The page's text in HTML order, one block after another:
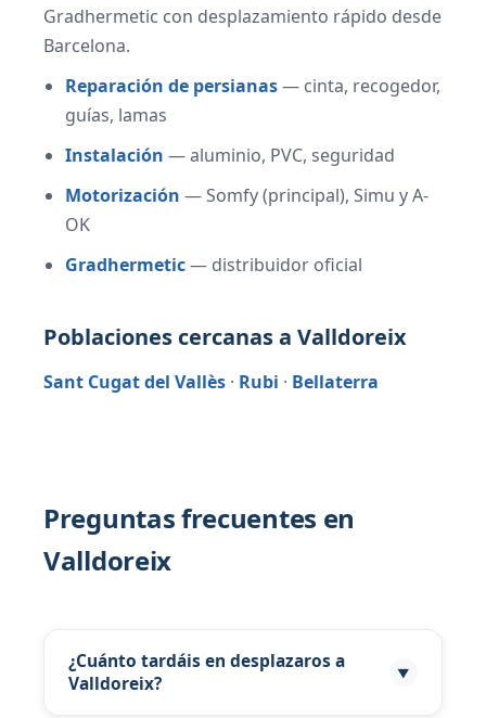
Gradhermetic con desplazamiento rápido desde
Barcelona.
Reparación de persianas— cinta, recogedor,
guías, lamas
Instalación — aluminio, PVC, seguridad
Motorización — Somfy (principal), Simu y A-
OK
Gradhermetic— distribuidor oficial
Poblaciones cercanas a Valldoreix
Sant Cugat del Vallès · Rubi · Bellaterra
Preguntas frecuentes en
Valldoreix
¿Cuánto tardáis en desplazaros a
Valldoreix?
▼